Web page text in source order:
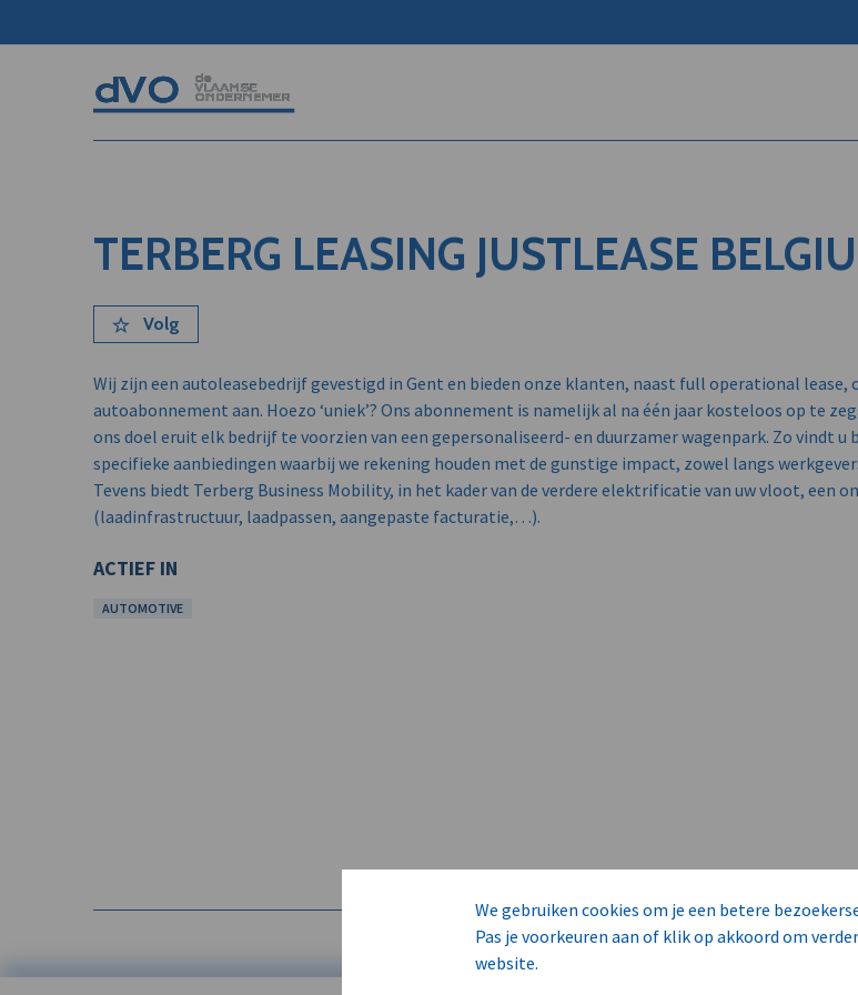
We gebruiken cookies om je een betere
Pas je voorkeuren aan of klik op akkoord om
website.
TERBERG LEASING JUSTLEASE
Volg
Wij zijn een autoleasebedrijf gevestigd in Gent en bieden onze klanten, naast full operational lease,
autoabonnement aan. Hoezo ‘uniek’? Ons abonnement is namelijk al na één jaar kosteloos op te
ons doel eruit elk bedrijf te voorzien van een gepersonaliseerd- en duurzamer wagenpark. Zo vindt u
specifieke aanbiedingen waarbij we rekening houden met de gunstige impact, zowel langs
Tevens biedt Terberg Business Mobility, in het kader van de verdere elektrificatie van uw vloot, een
(laadinfrastructuur, laadpassen, aangepaste facturatie,…).
ACTIEF IN
AUTOMOTIVE